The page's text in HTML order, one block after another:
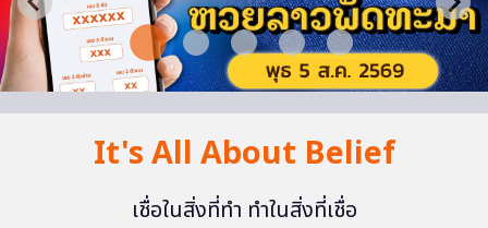
It's All About Belief
เชื่อในสิ่งที่ทำ ทำในสิ่งที่เชื่อ